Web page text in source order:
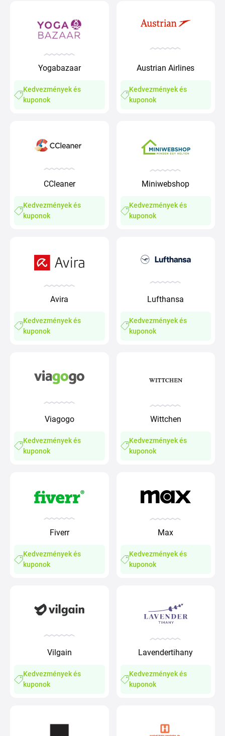
Yogabazaar
Kedvezmények és
kuponok
Austrian Airlines
Kedvezmények és
kuponok
CCleaner
Kedvezmények és
kuponok
Miniwebshop
Kedvezmények és
kuponok
Avira
Kedvezmények és
kuponok
Lufthansa
Kedvezmények és
kuponok
Viagogo
Kedvezmények és
kuponok
Wittchen
Kedvezmények és
kuponok
Fiverr
Kedvezmények és
kuponok
Max
Kedvezmények és
kuponok
Vilgain
Kedvezmények és
kuponok
Lavendertihany
Kedvezmények és
kuponok